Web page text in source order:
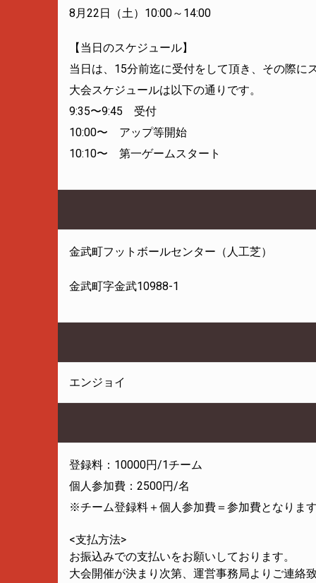
8月22日（土）10:00～14:00
【当日のスケジュール】
当日は、15分前迄に受付をして頂き、その際に
大会スケジュールは以下の通りです。
9:35〜9:45 受付
10:00〜 アップ等開始
10:10〜 第一ゲームスタート
金武町フットボールセンター（人工芝）
金武町字金武10988-1
エンジョイ
登録料：10000円/1チーム
個人参加費：2500円/名
※チーム登録料＋個人参加費＝参加費となります
<支払方法>
お振込みでの支払いをお願いしております。
大会開催が決まり次第、運営事務局よりご連絡致